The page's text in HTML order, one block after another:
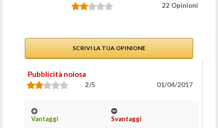
22 Opinioni
SCRIVI LA TUA OPINIONE
Pubblicità noiosa
2/5 01/04/2017
Vantaggi
Svantaggi